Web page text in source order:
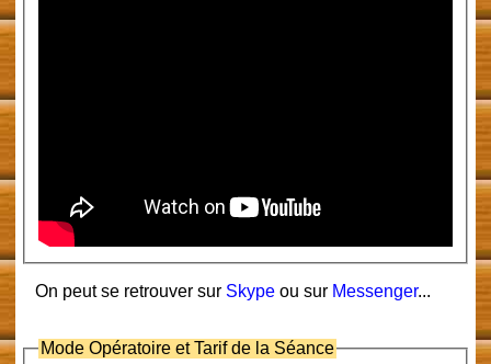
On peut se retrouver sur Skype ou sur Messenger...
Mode Opératoire et Tarif de la Séance